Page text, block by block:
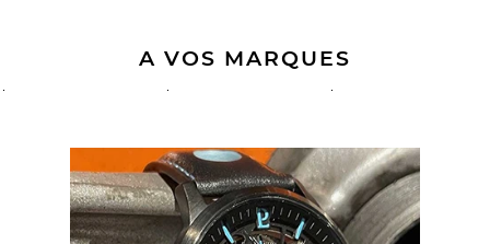
A VOS MARQUES